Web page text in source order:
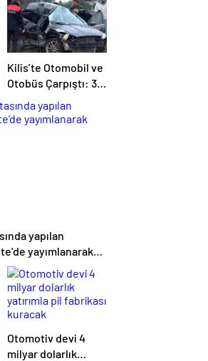
Kilis’te Otomobil ve
Otobüs Çarpıştı: 3
Yaralı
yapılan
yayımlanarak
Otomotiv devi 4
milyar dolarlık